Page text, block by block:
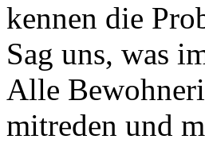
kennen die
Sag uns, was
Alle
mitreden und